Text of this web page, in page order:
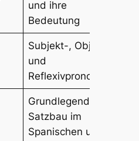
und ihre
Bedeutung
Subjekt-, Objekt-
und
Reflexivpronomen
Grundlegender
Satzbau im
Spanischen und